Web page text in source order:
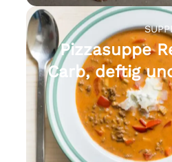
Pizzasuppe
Carb, deftig